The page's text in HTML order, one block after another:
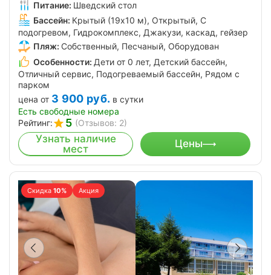
Питание: Шведский стол
Бассейн: Крытый (19х10 м), Открытый, С
подогревом, Гидрокомплекс, Джакузи, каскад, гейзер
Пляж: Собственный, Песчаный, Оборудован
Особенности: Дети от 0 лет, Детский бассейн,
Отличный сервис, Подогреваемый бассейн, Рядом с
парком
цена от 3 900 руб. в сутки
Есть свободные номера
Рейтинг:
5 (Отзывов: 2)
Узнать наличие
мест
Цены
Скидка 10% Акция